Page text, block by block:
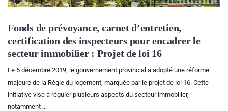
Fonds de prévoyance, carnet d’entretien,
certification des inspecteurs pour encadrer le
secteur immobilier : Projet de loi 16
Le 5 décembre 2019, le gouvernement provincial a adopté une réforme
majeure de la Régie du logement, marquée par le projet de loi 16. Cette
initiative vise à réguler plusieurs aspects du secteur immobilier,
notamment ...